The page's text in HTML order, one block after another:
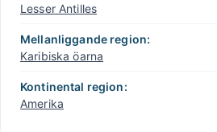
Lesser Antilles
Mellanliggande region:
Karibiska öarna
Kontinental region:
Amerika